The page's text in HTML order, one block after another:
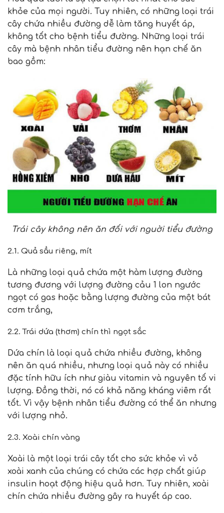
khỏe của mọi người. Tuy nhiên, có những loại trái
cây chứa nhiều đường dễ làm tăng huyết áp,
không tốt cho bệnh tiểu đường. Những loại trái
cây mà bệnh nhân tiểu đường nên hạn chế ăn
bao gồm:
Trái cây không nên ăn đối với nguời tiểu đường
2.1. Quả sầu riêng, mít
Là những loại quả chứa một hàm lượng đường
tương đương với lượng đường cảu 1 lon ngước
ngọt có gas hoặc bằng lượng đường của một bát
cơm trắng,
2.2. Trái dứa (thơm) chín thì ngọt sắc
Dứa chín là loại quả chứa nhiều đường, không
nên ăn quá nhiều, nhưng loại quả này có nhiều
đặc tính hữu ích như giàu vitamin và nguyên tố vi
lượng. Đồng thời, nó có khả năng kháng viêm rất
tốt. Vì vậy bệnh nhân tiểu đường có thể ăn nhưng
với lượng nhỏ.
2.3. Xoài chín vàng
Xoài là một loại trái cây tốt cho sức khỏe vì vỏ
xoài xanh của chúng có chứa các hợp chất giúp
insulin hoạt động hiệu quả hơn. Tuy nhiên, xoài
chín chứa nhiều đường gây ra huyết áp cao.